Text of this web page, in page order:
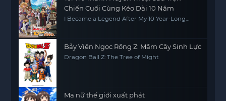
Chiến Cuối Cùng Kéo Dài 10 Năm
I Became a Legend After My 10 Year-Long
Bảy Viên Ngọc Rồng Z: Mầm Cây Sinh Lực
Dragon Ball Z: The Tree of Might
Ma nữ thế giới xuất phát